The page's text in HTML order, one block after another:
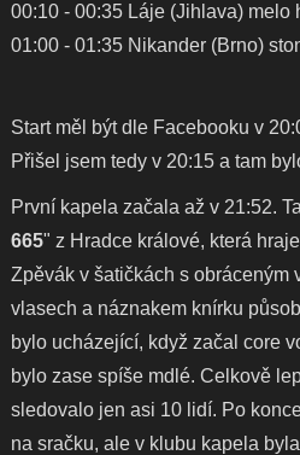
00:10 - 00:35 Láje (Jihlava) melo
01:00 - 01:35 Nikander (Brno)
Start měl být dle Facebooku v
Přišel jsem tedy v 20:15 a tam
První kapela začala až v 21:52.
665" z Hradce králové, která
Zpěvák v šatičkách s obráceným
vlasech a náznakem knírku
bylo ucházející, když začal core
bylo zase spíše mdlé. Celkově
sledovalo jen asi 10 lidí. Po
na sračku, ale v klubu kapela